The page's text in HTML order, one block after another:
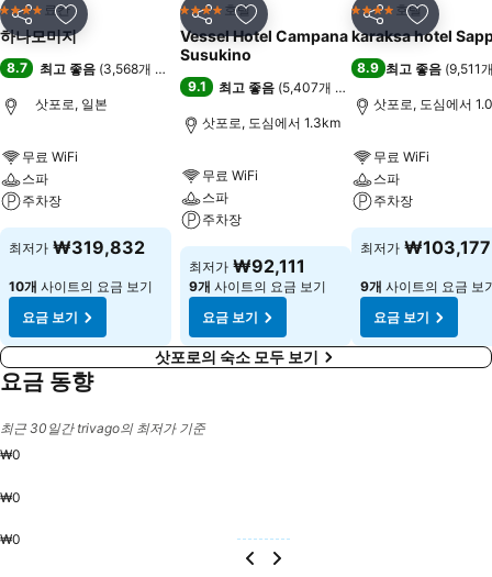
공유 즐겨찾기에 추가
4 성급 료칸
하나모미지
8.7 최고 좋음 (3,568개 평점
삿포로, 일본
무료 WiFi
스파
주차장
최저가 ₩319,832
10개 사이트의 요금 보기
요금 보기
공유 즐겨찾기에 추가
4 성급 호텔
Vessel Hotel Campana
Susukino
9.1 최고 좋음 (5,407개 평점
삿포로, 도심에서 1.3km
무료 WiFi
스파
주차장
최저가 ₩92,111
9개 사이트의 요금 보기
요금 보기
공유 즐겨찾기
4 성급 호텔
karaksa hotel
8.9 최고 좋음 (9,511
삿포로, 도심에서
무료 WiFi
스파
주차장
최저가 ₩103,177
9개 사이트의 요금 보
요금 보기
삿포로의 숙소 모두 보기
요금 동향
최근 30일간 trivago의 최저가 기준
₩0
₩0
₩0